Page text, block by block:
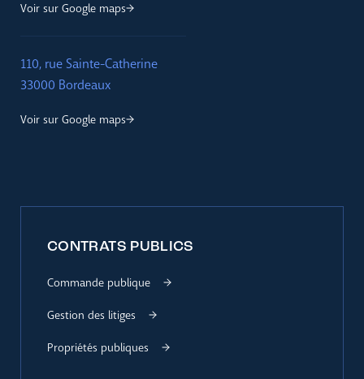
Voir sur Google maps
110, rue Sainte-Catherine
33000 Bordeaux
Voir sur Google maps
CONTRATS PUBLICS
Commande publique
Gestion des litiges
Propriétés publiques